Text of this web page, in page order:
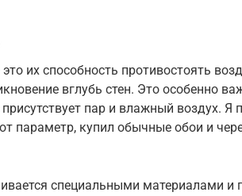
их способность противостоять
вглубь стен. Это особенно
пар и влажный воздух.
параметр, купил обычные обои и
специальными материалами